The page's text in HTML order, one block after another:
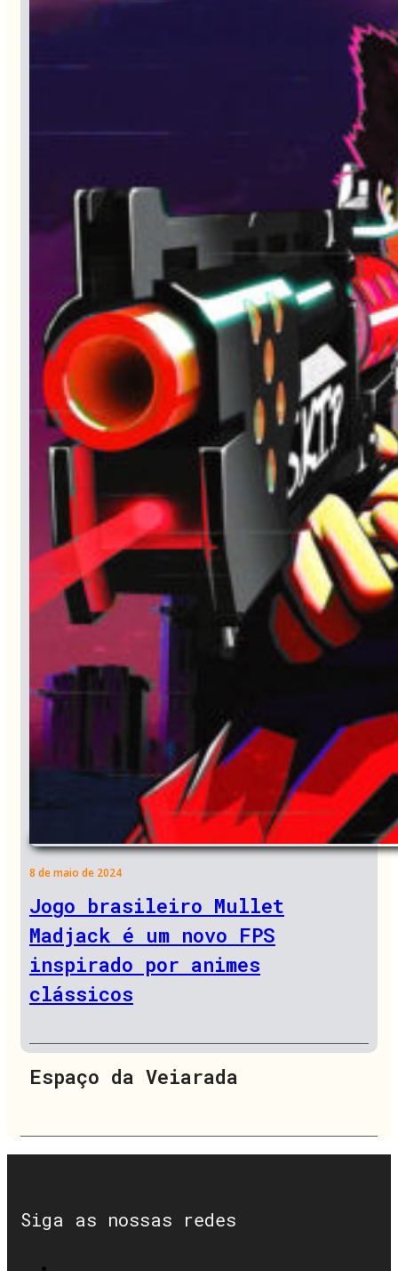
8 de maio de 2024
Jogo brasileiro Mullet
Madjack é um novo FPS
inspirado por animes
clássicos
Espaço da Veiarada
Siga as nossas redes